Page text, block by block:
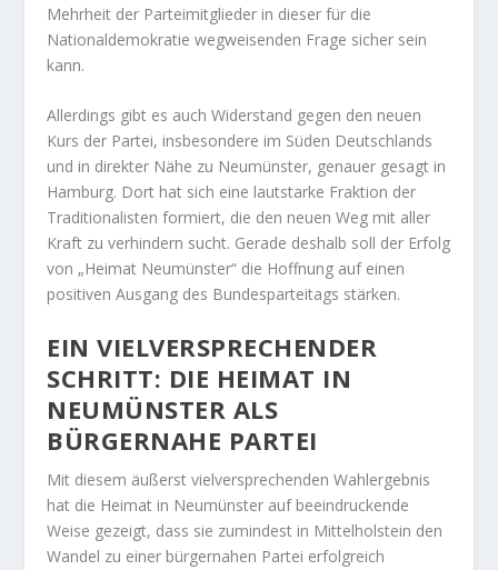
Mehrheit der Parteimitglieder in dieser für die
Nationaldemokratie wegweisenden Frage sicher sein
kann.
Allerdings gibt es auch Widerstand gegen den neuen
Kurs der Partei, insbesondere im Süden Deutschlands
und in direkter Nähe zu Neumünster, genauer gesagt in
Hamburg. Dort hat sich eine lautstarke Fraktion der
Traditionalisten formiert, die den neuen Weg mit aller
Kraft zu verhindern sucht. Gerade deshalb soll der Erfolg
von „Heimat Neumünster“ die Hoffnung auf einen
positiven Ausgang des Bundesparteitags stärken.
EIN VIELVERSPRECHENDER
SCHRITT: DIE HEIMAT IN
NEUMÜNSTER ALS
BÜRGERNAHE PARTEI
Mit diesem äußerst vielversprechenden Wahlergebnis
hat die Heimat in Neumünster auf beeindruckende
Weise gezeigt, dass sie zumindest in Mittelholstein den
Wandel zu einer bürgernahen Partei erfolgreich